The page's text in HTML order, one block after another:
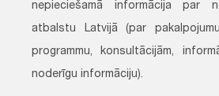
nepieciešamā informācija par
atbalstu Latvijā (par
programmu, konsultācijām,
noderīgu informāciju).